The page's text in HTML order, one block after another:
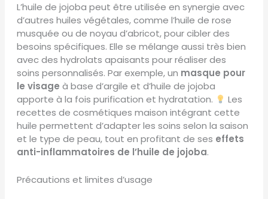
L’huile de jojoba peut être utilisée en synergie avec
d’autres huiles végétales, comme l’huile de rose
musquée ou de noyau d’abricot, pour cibler des
besoins spécifiques. Elle se mélange aussi très bien
avec des hydrolats apaisants pour réaliser des
soins personnalisés. Par exemple, un masque pour
le visage à base d’argile et d’huile de jojoba
apporte à la fois purification et hydratation.
Les
recettes de cosmétiques maison intégrant cette
huile permettent d’adapter les soins selon la saison
et le type de peau, tout en profitant de ses effets
anti-inflammatoires de l’huile de jojoba.
Précautions et limites d’usage